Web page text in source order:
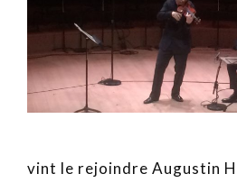
vint le rejoindre Augustin